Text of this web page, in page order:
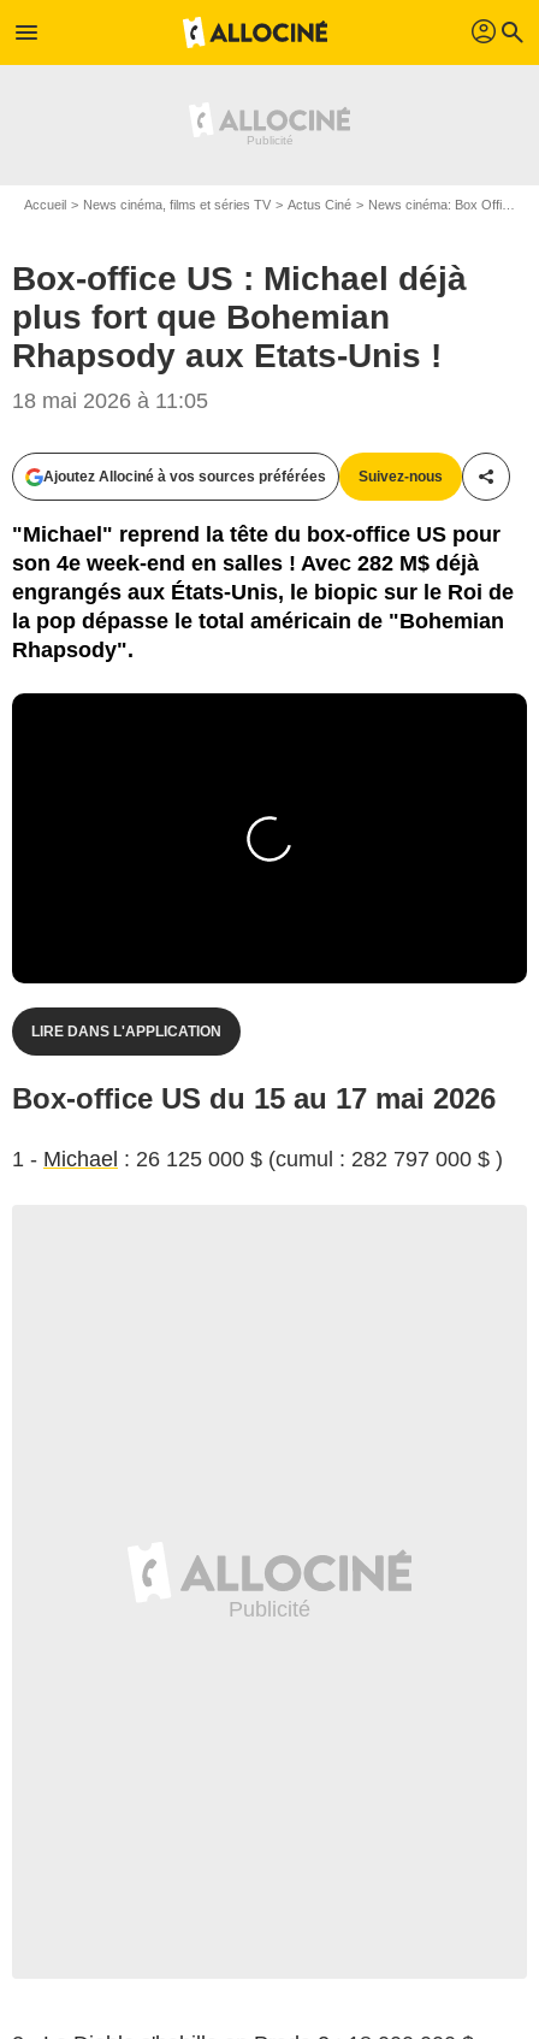
menu profil search
Accueil News cinéma, films et séries TV Actus Ciné News cinéma: Box Office
Box-office US : Michael déjà
plus fort que Bohemian
Rhapsody aux Etats-Unis !
18 mai 2026 à 11:05
Ajoutez Allociné à vos sources préférées Suivez-nous
"Michael" reprend la tête du box-office US pour
son 4e week-end en salles ! Avec 282 M$ déjà
engrangés aux États-Unis, le biopic sur le Roi de
la pop dépasse le total américain de "Bohemian
Rhapsody".
LIRE DANS L'APPLICATION
Box-office US du 15 au 17 mai 2026
1 - Michael : 26 125 000 $ (cumul : 282 797 000 $ )